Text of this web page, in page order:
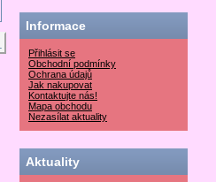
Informace
Přihlásit se
Obchodní podmínky
Ochrana údajů
Jak nakupovat
Kontaktujte nás!
Mapa obchodu
Nezasílat aktuality
Aktuality